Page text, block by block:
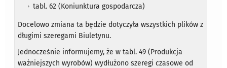
tabl. 62 (Koniunktura gospodarcza)
Docelowo zmiana ta będzie dotyczyła wszystkich plików z
długimi szeregami Biuletynu.
Jednocześnie informujemy, że w tabl. 49 (Produkcja
ważniejszych wyrobów) wydłużono szeregi czasowe od